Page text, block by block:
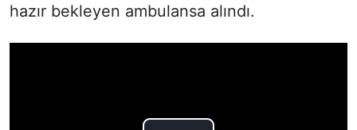
hazır bekleyen ambulansa alındı.